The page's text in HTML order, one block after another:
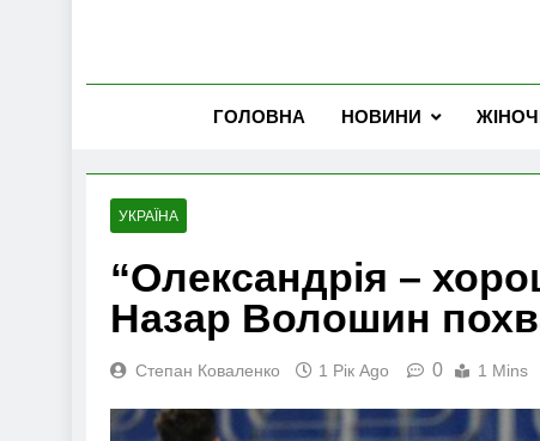
ГОЛОВНА НОВИНИ
УКРАЇНА
“Олександрія –
Назар Волошин
Степан Коваленко 1 Рік Ago 0 1 Mins